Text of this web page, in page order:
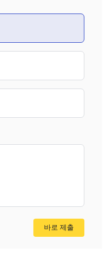
따르십시오:
해 신원 인증을 수행합니
, 우편 서비스는 50 THB
바로 제출